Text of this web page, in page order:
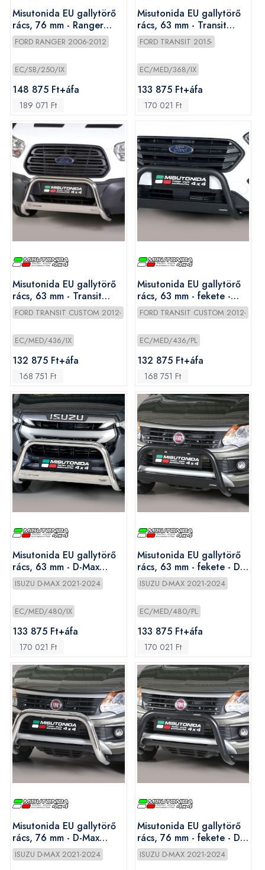
Misutonida EU gallytörő
rács, 76 mm - Ranger
2009-2011
FORD RANGER 2006-2012
EC/SB/250/IX
148 875 Ft+áfa
189 071 Ft
Misutonida EU gallytörő
rács, 63 mm - Transit
2014-
FORD TRANSIT 2015-
EC/MED/368/IX
133 875 Ft+áfa
170 021 Ft
Misutonida EU gallytörő
rács, 63 mm - Transit
Custom 2018-
FORD TRANSIT CUSTOM 2012-
EC/MED/436/IX
132 875 Ft+áfa
168 751 Ft
Misutonida EU gallytörő
rács, 63 mm - fekete -
Transit Custom 2018-
FORD TRANSIT CUSTOM 2012-
EC/MED/436/PL
132 875 Ft+áfa
168 751 Ft
Misutonida EU gallytörő
rács, 63 mm - D-Max
2020-
ISUZU D-MAX 2021-2024
EC/MED/480/IX
133 875 Ft+áfa
170 021 Ft
Misutonida EU gallytörő
rács, 63 mm - fekete - D-
Max 2020-
ISUZU D-MAX 2021-2024
EC/MED/480/PL
133 875 Ft+áfa
170 021 Ft
Misutonida EU gallytörő
rács, 76 mm - D-Max
2020-
ISUZU D-MAX 2021-2024
Misutonida EU gallytörő
rács, 76 mm - fekete - D-
Max 2020-
ISUZU D-MAX 2021-2024